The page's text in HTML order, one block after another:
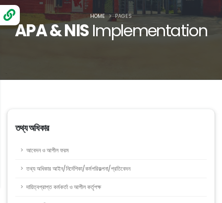
APA & NISImplementation
HOME PAGES
তথ্য অধিকার
আবেদন ও আপীল ফরম
তথ্য অধিকার আইন/নির্দেশিকা/কর্মপরিকল্পনা/প্রতিবেদন
দায়িত্বপ্রাপ্ত কর্মকর্তা ও আপীল কর্তৃপক্ষ